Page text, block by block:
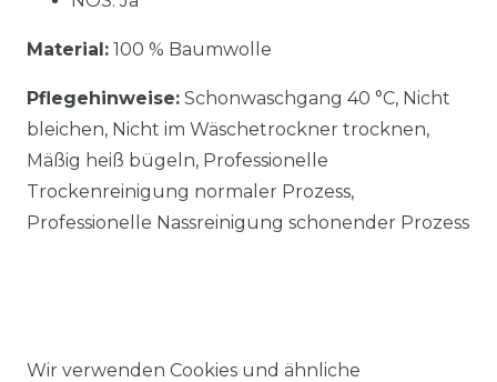
Material: 100 % Baumwolle
Pflegehinweise: Schonwaschgang 40 °C, Nicht
bleichen, Nicht im Wäschetrockner trocknen,
Mäßig heiß bügeln, Professionelle
Trockenreinigung normaler Prozess,
Professionelle Nassreinigung schonender Prozess
Wir verwenden Cookies und ähnliche